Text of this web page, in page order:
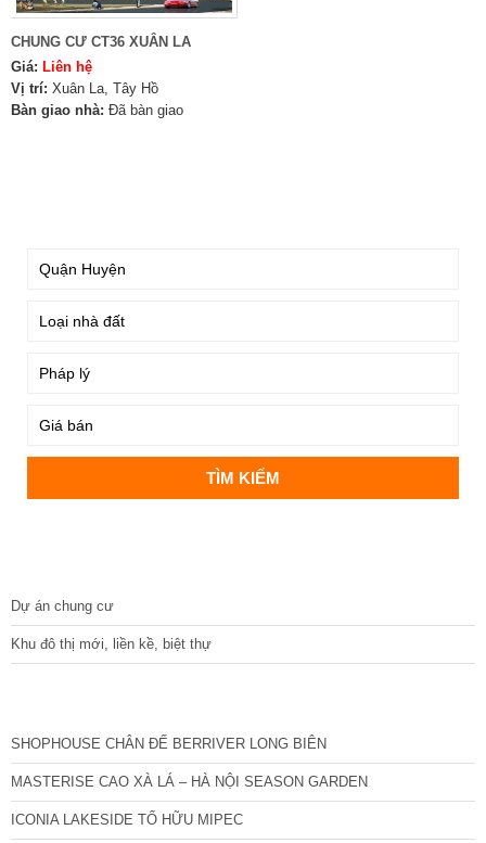
CHUNG CƯ CT36 XUÂN LA
Giá: Liên hệ
Vị trí: Xuân La, Tây Hồ
Bàn giao nhà: Đã bàn giao
Dự án chung cư
Khu đô thị mới, liền kề, biệt thự
SHOPHOUSE CHÂN ĐẾ BERRIVER LONG BIÊN
MASTERISE CAO XÀ LÁ – HÀ NỘI SEASON GARDEN
ICONIA LAKESIDE TỐ HỮU MIPEC